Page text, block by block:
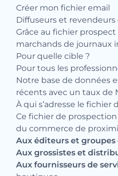
Créer mon fichier email
Diffuseurs et revendeurs
Grâce au fichier prospect
marchands de journaux
Pour quelle cible ?
Pour tous les
Notre base de données
récents avec un taux de
À qui s’adresse le fichier
Ce fichier de
du commerce de
Aux éditeurs et groupes
Aux grossistes et
Aux fournisseurs de